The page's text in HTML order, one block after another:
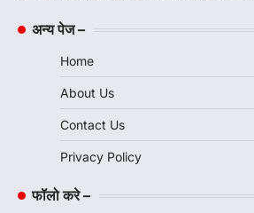
अन्य पेज –
Home
About Us
Contact Us
Privacy Policy
फॉलो करे –